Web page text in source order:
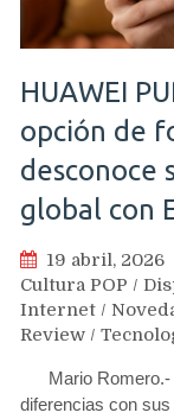
HUAWEI
opción de
desconoce
global con
19 abril, 2026
Cultura POP /
Internet /
Review /
Mario Romero.-
diferencias con